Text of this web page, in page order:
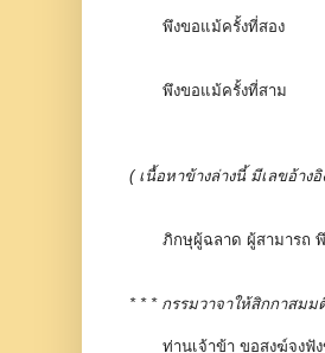
พึงขอแม้ครั้งที่สอง
พึงขอแม้ครั้งที่สาม
( เนื้อหาข้างล่างนี้ มีเลขอ้าง
ภิกษุผู้ฉลาด ผู้สามารถ
* * * กรรมวาจาให้สิกกาสมม
ท่านเจ้าข้า ขอสงฆ์จงฟั